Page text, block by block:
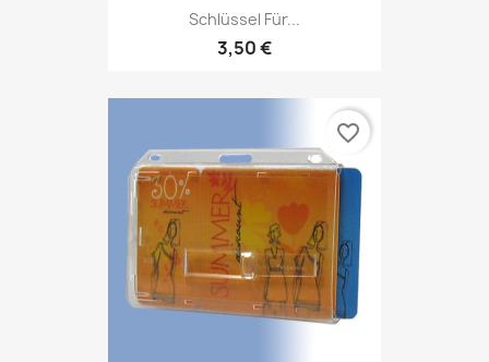
Schlüssel Für...
3,50 €
favorite_border